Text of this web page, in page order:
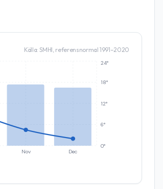
Källa: SMHI, referensnormal 1991–2020
Nov Dec
0°
6°
12°
18°
24°